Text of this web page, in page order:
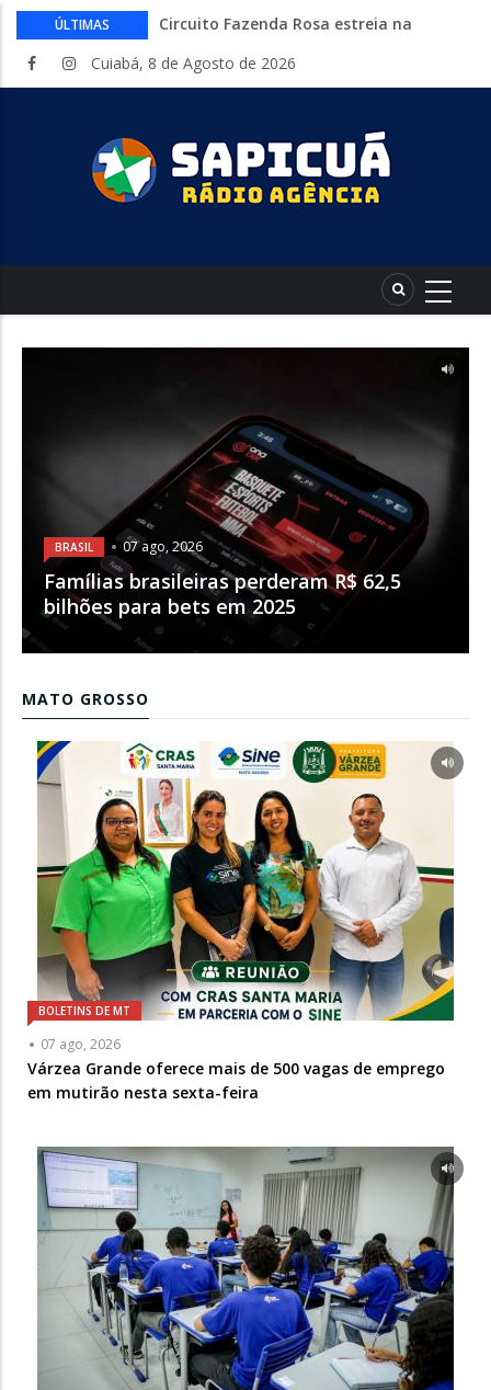
ÚLTIMAS
Circuito Fazenda Rosa estreia na
atividades do agronegócio
sexta-feira
Começa nesta sexta-feira em Cuiabá o
Mato Grosso AgroFestival, com rodeio e
crimes digitais contra menores
CAIXA e iFood facilitam financiamento
entregadores
Cuiabá, 8 de Agosto de 2026
BRASIL 07 ago, 2026
Famílias brasileiras perderam R$ 62,5
bilhões para bets em 2025
MATO GROSSO
BOLETINS DE MT
07 ago, 2026
Várzea Grande oferece mais de 500 vagas de emprego
em mutirão nesta sexta-feira